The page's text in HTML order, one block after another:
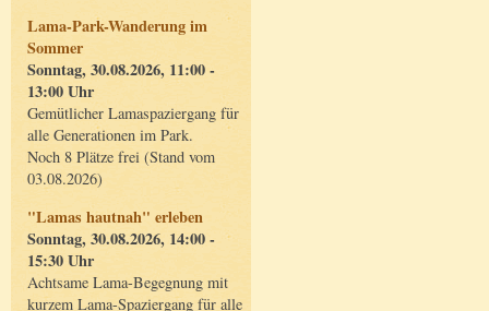
Lama-Park-Wanderung im
Sommer
Sonntag, 30.08.2026, 11:00 -
13:00 Uhr
Gemütlicher Lamaspaziergang für
alle Generationen im Park.
Noch 8 Plätze frei (Stand vom
03.08.2026)
"Lamas hautnah" erleben
Sonntag, 30.08.2026, 14:00 -
15:30 Uhr
Achtsame Lama-Begegnung mit
kurzem Lama-Spaziergang für alle